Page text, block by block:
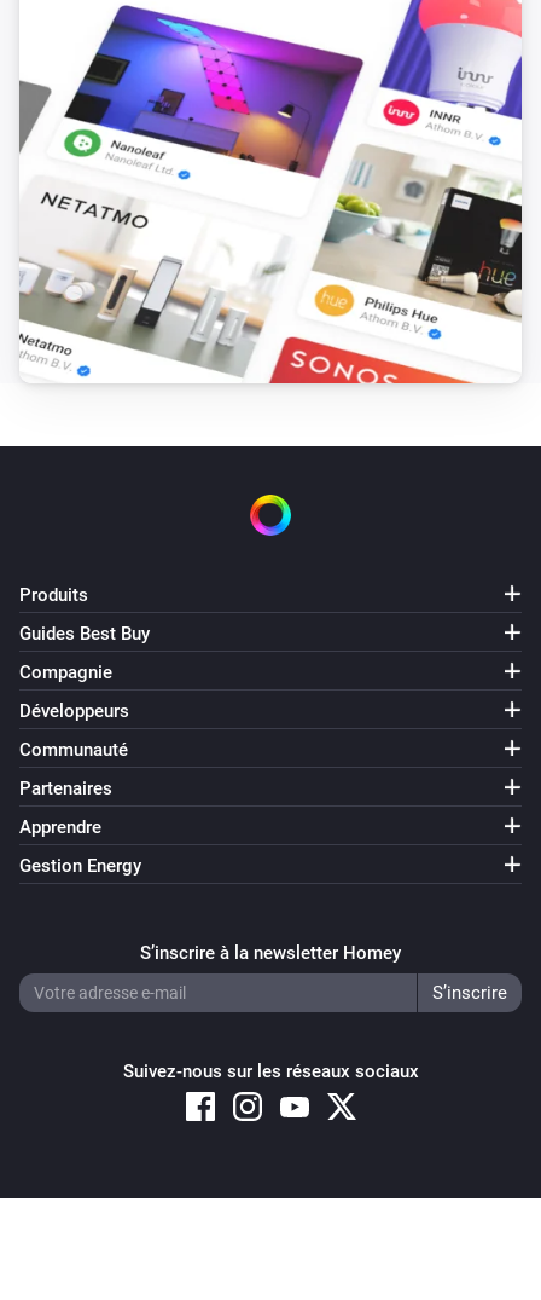
Produits
Guides Best Buy
Compagnie
Développeurs
Communauté
Partenaires
Apprendre
Gestion Energy
S’inscrire à la newsletter Homey
Suivez-nous sur les réseaux sociaux